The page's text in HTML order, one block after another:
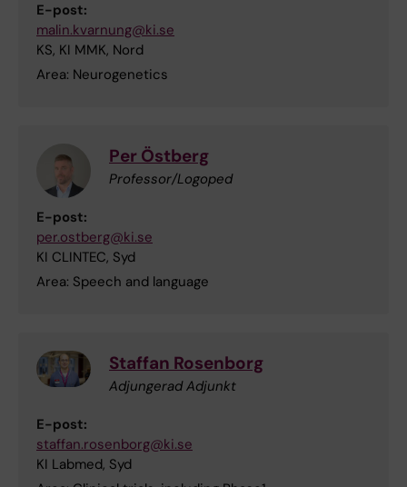
E-post:
malin.kvarnung@ki.se
KS, KI MMK, Nord
Area: Neurogenetics
Per Östberg
Professor/Logoped
E-post:
per.ostberg@ki.se
KI CLINTEC, Syd
Area: Speech and language
Staffan Rosenborg
Adjungerad Adjunkt
E-post:
staffan.rosenborg@ki.se
KI Labmed, Syd